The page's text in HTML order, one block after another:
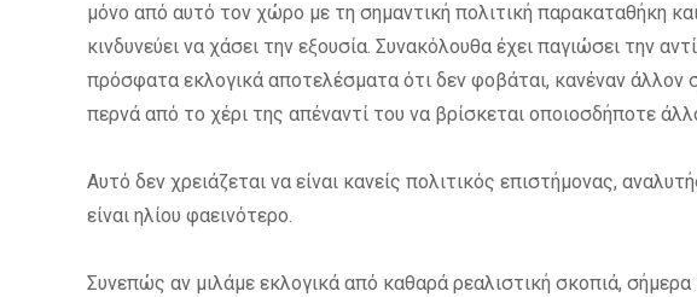
μόνο από αυτό τον χώρο με τη σημαντική πολιτική παρακαταθήκη
κινδυνεύει να χάσει την εξουσία. Συνακόλουθα έχει παγιώσει την
πρόσφατα εκλογικά αποτελέσματα ότι δεν φοβάται, κανέναν άλλον
περνά από το χέρι της απέναντί του να βρίσκεται οποιοσδήποτε
Αυτό δεν χρειάζεται να είναι κανείς πολιτικός επιστήμονας,
είναι ηλίου φαεινότερο.
Συνεπώς αν μιλάμε εκλογικά από καθαρά ρεαλιστική σκοπιά,